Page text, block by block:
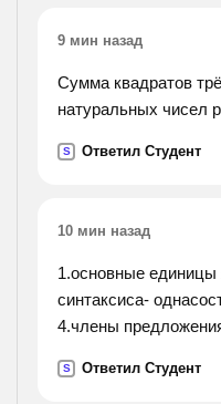
9 мин назад
Сумма квадратов
натуральных чисел
S Ответил Студент
10 мин назад
1.основные
синтаксиса-
4.члены
вставить про
S Ответил Студент